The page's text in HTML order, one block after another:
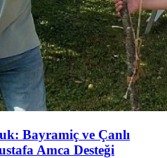
Bayramiç ve Çanlı
Amca Desteği